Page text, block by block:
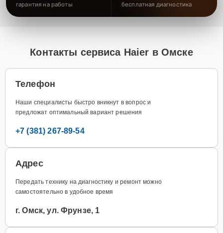
гарантия на работы бесплатная диагностика
Контакты сервиса Haier в Омске
Телефон
Наши специалисты быстро вникнут в вопрос и
предложат оптимальный вариант решения
+7 (381) 267-89-54
Адрес
Передать технику на диагностику и ремонт можно
самостоятельно в удобное время
г. Омск, ул. Фрунзе, 1